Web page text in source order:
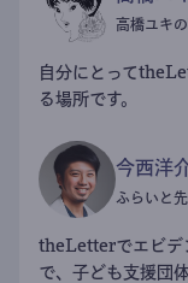
高橋ユキ
自分にとって
る場所です。
今西洋
ふらいと
theLetterでエビデ
で、子ども支援団